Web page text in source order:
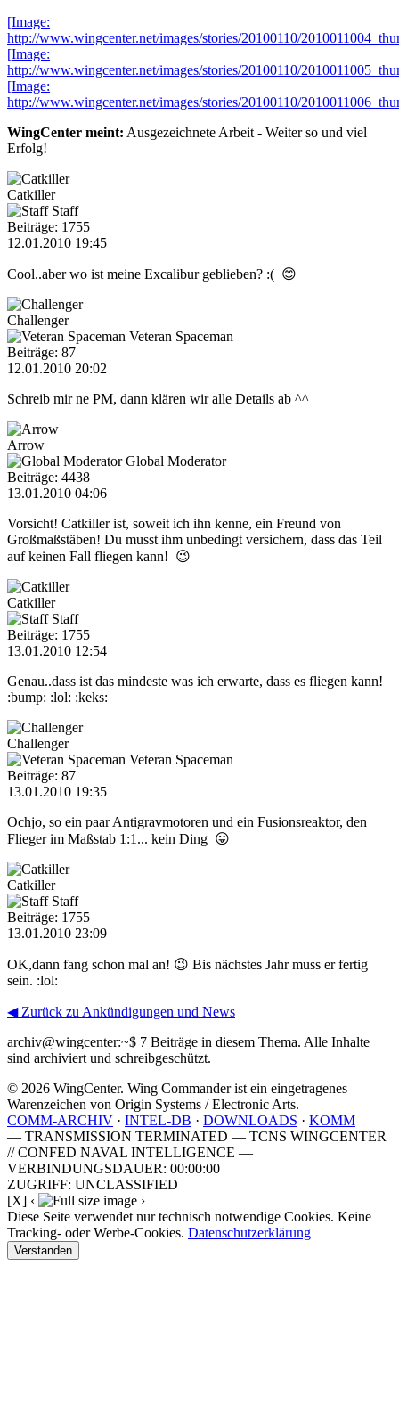
[Image:
http://www.wingcenter.net/images/stories/20100110/
[Image:
http://www.wingcenter.net/images/stories/20100110/
[Image:
http://www.wingcenter.net/images/stories/20100110/
WingCenter meint: Ausgezeichnete Arbeit - Weiter so und viel
Erfolg!
Catkiller
Staff
Beiträge: 1755
12.01.2010 19:45
Cool..aber wo ist meine Excalibur geblieben? :( 😊
Challenger
Veteran Spaceman
Beiträge: 87
12.01.2010 20:02
Schreib mir ne PM, dann klären wir alle Details ab ^^
Arrow
Global Moderator
Beiträge: 4438
13.01.2010 04:06
Vorsicht! Catkiller ist, soweit ich ihn kenne, ein Freund von
Großmaßstäben! Du musst ihm unbedingt versichern, dass das Teil
auf keinen Fall fliegen kann! 😉
Catkiller
Staff
Beiträge: 1755
13.01.2010 12:54
Genau..dass ist das mindeste was ich erwarte, dass es fliegen kann!
:bump: :lol: :keks:
Challenger
Veteran Spaceman
Beiträge: 87
13.01.2010 19:35
Ochjo, so ein paar Antigravmotoren und ein Fusionsreaktor, den
Flieger im Maßstab 1:1... kein Ding 😛
Catkiller
Staff
Beiträge: 1755
13.01.2010 23:09
OK,dann fang schon mal an! 😉 Bis nächstes Jahr muss er fertig
sein. :lol:
◀ Zurück zu Ankündigungen und News
archiv@wingcenter:~$ 7 Beiträge in diesem Thema. Alle Inhalte
sind archiviert und schreibgeschützt.
© 2026 WingCenter. Wing Commander ist ein eingetragenes
Warenzeichen von Origin Systems / Electronic Arts.
COMM-ARCHIV · INTEL-DB · DOWNLOADS · KOMM
— TRANSMISSION TERMINATED — TCNS WINGCENTER
// CONFED NAVAL INTELLIGENCE —
VERBINDUNGSDAUER: 00:00:00
ZUGRIFF: UNCLASSIFIED
[X] ‹
›
Diese Seite verwendet nur technisch notwendige Cookies. Keine
Tracking- oder Werbe-Cookies. Datenschutzerklärung
Verstanden